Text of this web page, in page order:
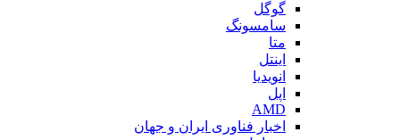
گوگل
سامسونگ
متا
اینتل
انویدیا
اپل
AMD
اخبار فناوری ایران و جهان